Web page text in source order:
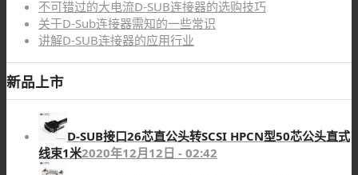
不可错过的大电流D-SUB连接器的选购技巧
关于D-Sub连接器需知的一些常识
讲解D-SUB连接器的应用行业
新品上市
D-SUB接口26芯直公头转SCSI HPCN型50芯公头直式
线束1米2020年12月12日 - 02:42